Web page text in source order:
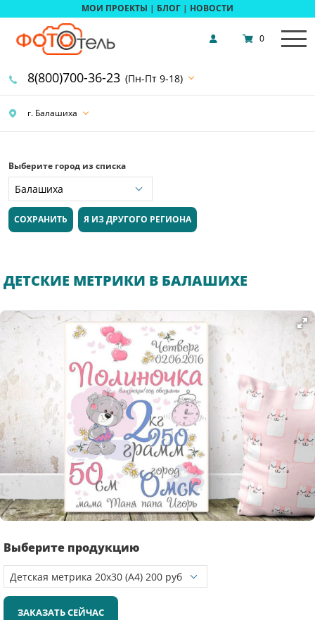
МОИ ПРОЕКТЫ | БЛОГ | НОВОСТИ
г. Балашиха
8(800)700-36-23 (Пн-Пт 9-18)
0
Выберите город из списка
СОХРАНИТЬ Я ИЗ ДРУГОГО РЕГИОНА
ДЕТСКИЕ МЕТРИКИ В БАЛАШИХЕ
Выберите продукцию
ЗАКАЗАТЬ СЕЙЧАС